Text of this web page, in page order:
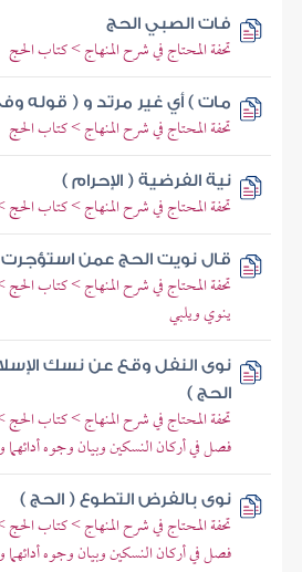
فات الصبي الحج
تحفة المحتاج في شرح المنهاج > كتاب الحج
مات ) أي غير مرتد و ( قوله
تحفة المحتاج في شرح المنهاج > كتاب الحج
نية الفرضية ( الإحرام )
تحفة المحتاج في شرح المنهاج > كتاب
قال نويت الحج عمن
تحفة المحتاج في شرح المنهاج > كتاب
ينوي ويلبي
نوى النفل وقع عن نسك
الحج )
تحفة المحتاج في شرح المنهاج > كتاب
فصل في أركان النسكين وبيان وجوه أدائهما
نوى بالفرض التطوع ( الحج )
تحفة المحتاج في شرح المنهاج > كتاب
فصل في أركان النسكين وبيان وجوه أدائهما